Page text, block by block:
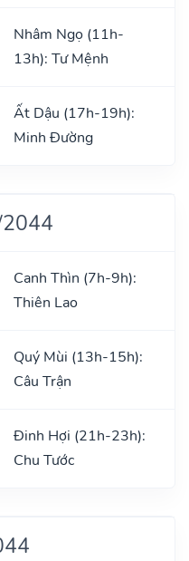
Nhâm Ngọ (11h-
13h): Tư Mệnh
Ất Dậu (17h-19h):
Minh Đường
Canh Thìn (7h-9h):
Thiên Lao
Quý Mùi (13h-15h):
Câu Trận
Đinh Hợi (21h-23h):
Chu Tước